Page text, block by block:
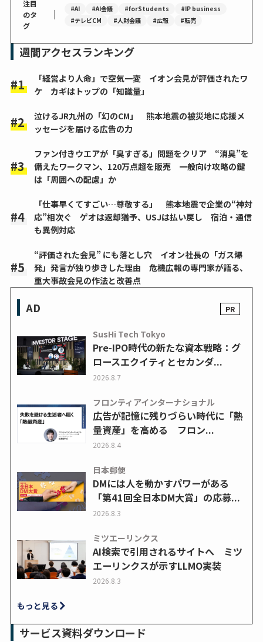
注目
のタ
グ
｜ #AI #AI会議 #forStudents
#IP business
#テレビCM
#人財会議 #広報 #転売
週間アクセスランキング
「経営より人命」で空気一変 イオン会見が評価されたワ
ケ カギはトップの「知識量」
泣けるJR九州の「幻のCM」 熊本地震の被災地に応援メ
ッセージを届ける広告の力
ファン付きウエアが「臭すぎる」問題をクリア “消臭”を
備えたワークマン、120万点超を販売 一般向け攻略の鍵
は「周囲への配慮」か
「仕事早くてすごい…尊敬する」 熊本地震で企業の“神対
応”相次ぐ ゲオは返却猶予、USJは払い戻し 宿泊・通信
も異例対応
“評価された会見” にも落とし穴 イオン社長の「ガス爆
発」発言が独り歩きした理由 危機広報の専門家が語る、
重大事故会見の作法と改善点
AD
SusHi Tech Tokyo
Pre-IPO時代の新たな資本戦略：グ
ロースエクイティとセカンダ...
2026.8.7
フロンティアインターナショナル
広告が記憶に残りづらい時代に「熱
量資産」を高める フロン...
2026.8.4
日本郵便
DMには人を動かすパワーがある
「第41回全日本DM大賞」の応募...
2026.8.3
ミツエーリンクス
AI検索で引用されるサイトへ ミツ
エーリンクスが示すLLMO実装
2026.8.3
もっと見る
サービス資料ダウンロード